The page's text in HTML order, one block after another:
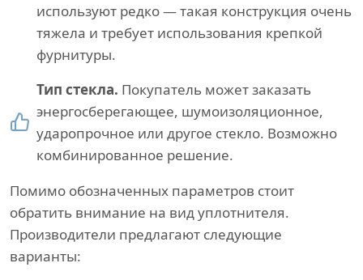
используют редко — такая конструкция очень
тяжела и требует использования крепкой
фурнитуры.
Тип стекла. Покупатель может заказать
энергосберегающее, шумоизоляционное,
ударопрочное или другое стекло. Возможно
комбинированное решение.
Помимо обозначенных параметров стоит
обратить внимание на вид уплотнителя.
Производители предлагают следующие
варианты: